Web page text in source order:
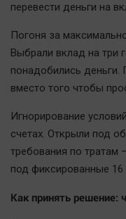
перевести деньги на
Погоня за
Выбрали вклад на три
понадобились деньги.
вместо того чтобы
Игнорирование
счетах. Открыли под
требования по тратам
под фиксированные
Как принять решение: